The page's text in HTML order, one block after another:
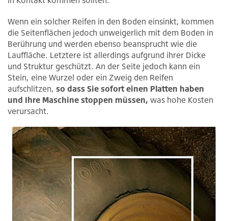
Wenn ein solcher Reifen in den Boden einsinkt, kommen
die Seitenflächen jedoch unweigerlich mit dem Boden in
Berührung und werden ebenso beansprucht wie die
Lauffläche. Letztere ist allerdings aufgrund ihrer Dicke
und Struktur geschützt. An der Seite jedoch kann ein
Stein, eine Wurzel oder ein Zweig den Reifen
aufschlitzen, so dass Sie sofort einen Platten haben
und Ihre Maschine stoppen müssen, was hohe Kosten
verursacht.